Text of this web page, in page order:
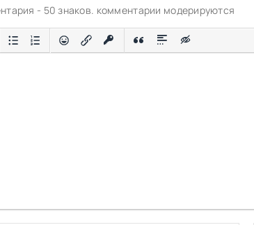
- 50 знаков. комментарии модерируются